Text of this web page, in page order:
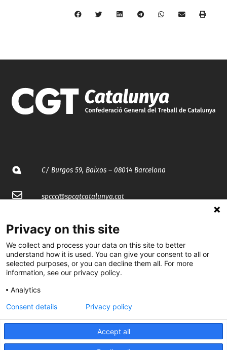
C/ Burgos 59, Baixos – 08014 Barcelona
spccc@spcgtcatalunya.cat
@CGTCatalunya
cgtcatalunya
CGTCatalunya
cgtcatalunya
Privacy on this site
We collect and process your data on this site to better
understand how it is used. You can give your consent to all or
selected purposes, or you can decline them all. For more
information, see our privacy policy.
Analytics
Accept all
Consent details Privacy policy